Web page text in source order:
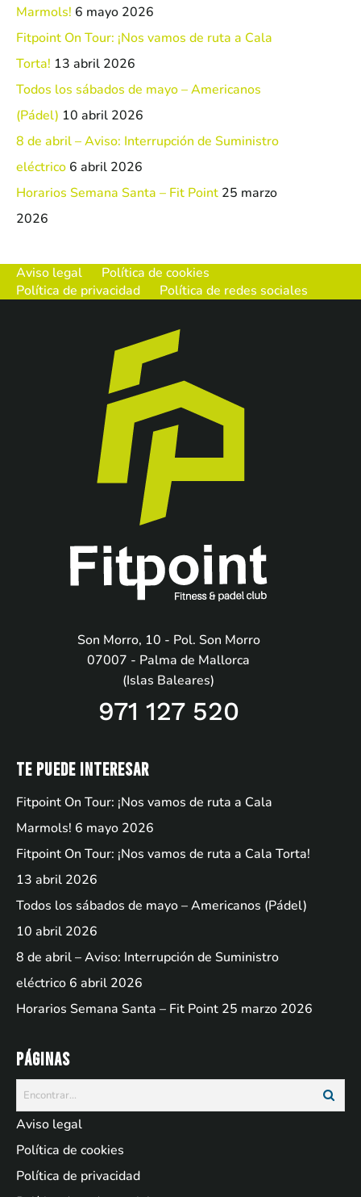
Marmols! 6 mayo 2026
Fitpoint On Tour: ¡Nos vamos de ruta a Cala
Torta! 13 abril 2026
Todos los sábados de mayo – Americanos
(Pádel) 10 abril 2026
8 de abril – Aviso: Interrupción de Suministro
eléctrico 6 abril 2026
Horarios Semana Santa – Fit Point 25 marzo
2026
Aviso legal
Política de cookies
Política de privacidad
Política de redes sociales
Son Morro, 10 - Pol. Son Morro
07007 - Palma de Mallorca
(Islas Baleares)
971 127 520
Te puede interesar
Fitpoint On Tour: ¡Nos vamos de ruta a Cala
Marmols! 6 mayo 2026
Fitpoint On Tour: ¡Nos vamos de ruta a Cala Torta!
13 abril 2026
Todos los sábados de mayo – Americanos (Pádel)
10 abril 2026
8 de abril – Aviso: Interrupción de Suministro
eléctrico 6 abril 2026
Horarios Semana Santa – Fit Point 25 marzo 2026
Páginas
Aviso legal
Política de cookies
Política de privacidad